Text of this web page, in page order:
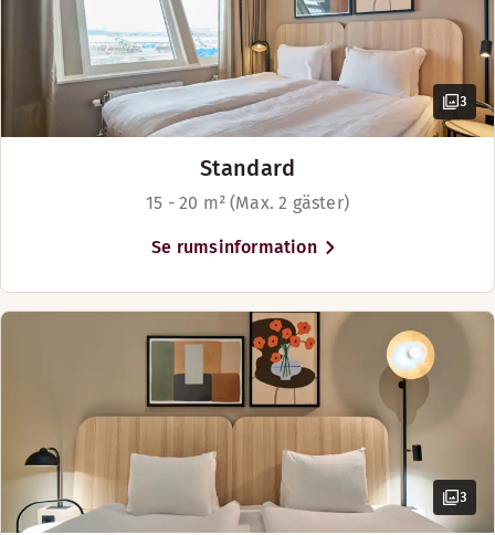
3
Standard
15 - 20 m² (Max. 2 gäster)
Se rumsinformation
3